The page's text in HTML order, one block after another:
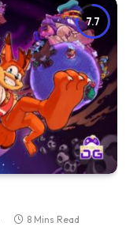
7.7
8 Mins Read